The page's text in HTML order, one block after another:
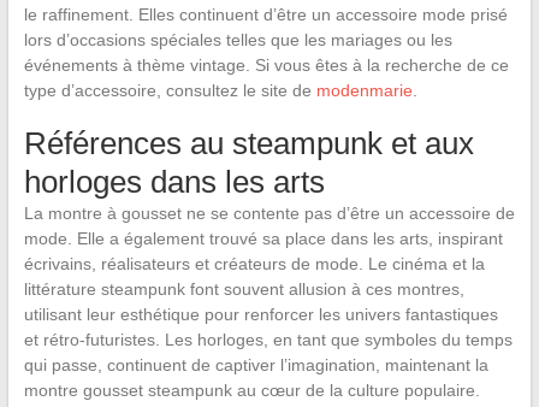
le raffinement. Elles continuent d’être un accessoire mode prisé
lors d’occasions spéciales telles que les mariages ou les
événements à thème vintage. Si vous êtes à la recherche de ce
type d’accessoire, consultez le site de modenmarie
Références au steampunk et aux
horloges dans les arts
La montre à gousset ne se contente pas d’être un accessoire de
mode. Elle a également trouvé sa place dans les arts, inspirant
écrivains, réalisateurs et créateurs de mode. Le cinéma et la
littérature steampunk font souvent allusion à ces montres,
utilisant leur esthétique pour renforcer les univers fantastiques
et rétro-futuristes. Les horloges, en tant que symboles du temps
qui passe, continuent de captiver l’imagination, maintenant la
montre gousset steampunk au cœur de la culture populaire.